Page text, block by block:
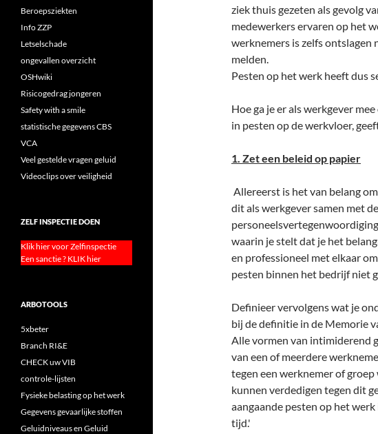
ziek thuis gezeten als gevolg
medewerkers ervaren op het
werknemers is zelfs ontslagen
melden.
Pesten op het werk heeft dus
Hoe ga je er als werkgever
in pesten op de werkvloer,
1. Zet een beleid op papier
Allereerst is het van belang
dit als werkgever samen met
waarin je stelt dat je het
en professioneel met elkaar
pesten binnen het bedrijf niet
Definieer vervolgens wat je
bij de definitie in de Memorie
Alle vormen van intimiderend
van een of meerdere
tegen een werknemer of
kunnen verdedigen tegen dit
aangaande pesten op het
tijd.'
Beroepsziekten
Info ZZP
Letselschade
ongevallen overzicht
OSHwiki
Risicogedrag jongeren
Safety with a smile
statistische gegevens CBS
VCA
Veel gestelde vragen geluid
Videoclips over veiligheid
ZELF INSPECTIE DOEN
Klik hier voor Zelfinspectie
Een sanctie ? KLIK hier
ARBOTOOLS
5xbeter
Branch RI&E
CHECK uw VIB
controle-lijsten
Fysieke belasting op het werk
Gegevens gevaarlijke stoffen
Geluidniveaus en Geluid